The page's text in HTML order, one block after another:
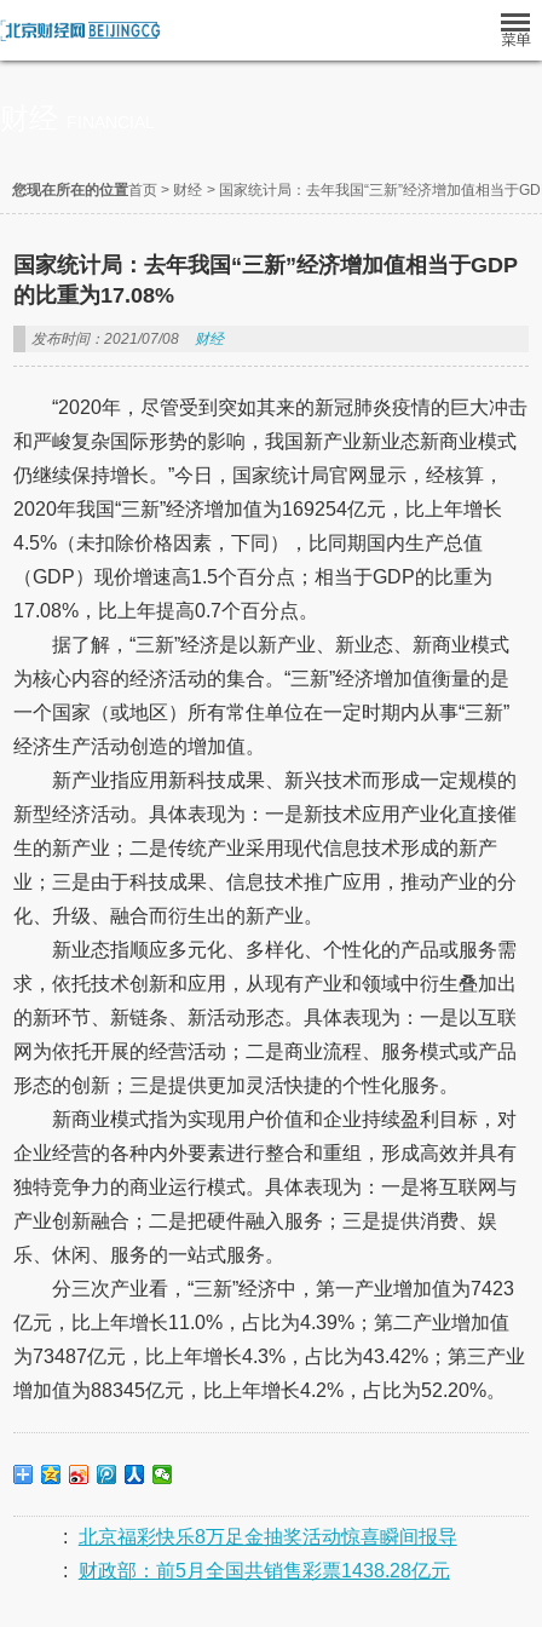
您现在所在的位置首页 > 财经 > 国家统计局：去年我国“三新”经济增加值相当于
国家统计局：去年我国“三新”经济增加值相当于GDP
的比重为17.08%
发布时间：2021/07/08 财经
“2020年，尽管受到突如其来的新冠肺炎疫情的巨大冲击
和严峻复杂国际形势的影响，我国新产业新业态新商业模式
仍继续保持增长。”今日，国家统计局官网显示，经核算，
2020年我国“三新”经济增加值为169254亿元，比上年增长
4.5%（未扣除价格因素，下同），比同期国内生产总值
（GDP）现价增速高1.5个百分点；相当于GDP的比重为
17.08%，比上年提高0.7个百分点。
据了解，“三新”经济是以新产业、新业态、新商业模式
为核心内容的经济活动的集合。“三新”经济增加值衡量的是
一个国家（或地区）所有常住单位在一定时期内从事“三新”
经济生产活动创造的增加值。
新产业指应用新科技成果、新兴技术而形成一定规模的
新型经济活动。具体表现为：一是新技术应用产业化直接催
生的新产业；二是传统产业采用现代信息技术形成的新产
业；三是由于科技成果、信息技术推广应用，推动产业的分
化、升级、融合而衍生出的新产业。
新业态指顺应多元化、多样化、个性化的产品或服务需
求，依托技术创新和应用，从现有产业和领域中衍生叠加出
的新环节、新链条、新活动形态。具体表现为：一是以互联
网为依托开展的经营活动；二是商业流程、服务模式或产品
形态的创新；三是提供更加灵活快捷的个性化服务。
新商业模式指为实现用户价值和企业持续盈利目标，对
企业经营的各种内外要素进行整合和重组，形成高效并具有
独特竞争力的商业运行模式。具体表现为：一是将互联网与
产业创新融合；二是把硬件融入服务；三是提供消费、娱
乐、休闲、服务的一站式服务。
分三次产业看，“三新”经济中，第一产业增加值为7423
亿元，比上年增长11.0%，占比为4.39%；第二产业增加值
为73487亿元，比上年增长4.3%，占比为43.42%；第三产业
增加值为88345亿元，比上年增长4.2%，占比为52.20%。
: 北京福彩快乐8万足金抽奖活动惊喜瞬间报导
:
财政部：前5月全国共销售彩票1438.28亿元